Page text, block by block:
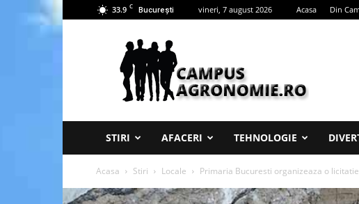
33.9 C București vineri, 7 august 2026 Acasa Din
Campus
Agronomie
STIRI AFACERI TEHNOLOGIE
Acasa Stiri Locale Primaria Bucuresti organizeaza o